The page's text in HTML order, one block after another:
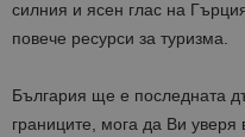
силния и ясен глас на
повече ресурси за туризма.
България ще е последната
границите, мога да Ви